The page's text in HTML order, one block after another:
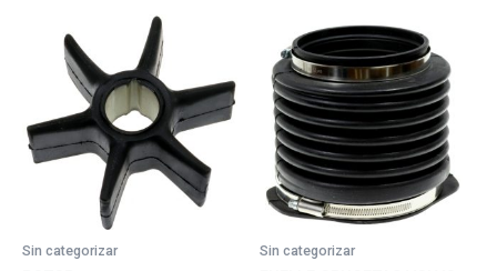
Sin categorizar Sin categorizar